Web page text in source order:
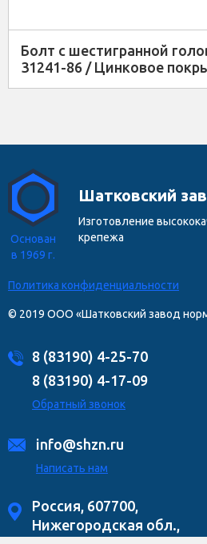
Болт с шестигранной
31241-86 / Цинковое
Основан
в 1969 г.
Шатковский
Изготовление
крепежа
Политика конфиденциальности
© 2019 ООО «Шатковский завод
8 (83190) 4-25-70
8 (83190) 4-17-09
Обратный звонок
info@shzn.ru
Написать нам
Россия, 607700,
Нижегородская обл.,